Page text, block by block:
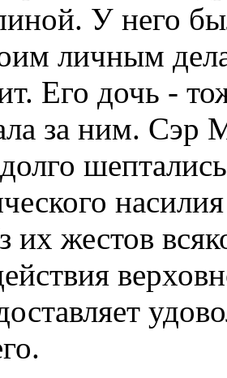
У него
личным
Его дочь -
за ним.
их жестов